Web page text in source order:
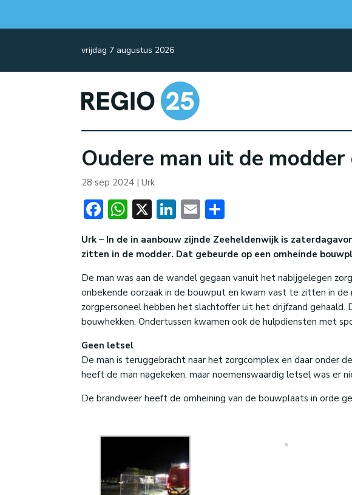
vrijdag 7 augustus 2026
Oudere man uit de modder
28 sep 2024 |Urk
Facebook
WhatsApp
X LinkedIn
Email
Urk – In de in aanbouw zijnde Zeeheldenwijk is
zitten in de modder. Dat gebeurde op een omheinde
De man was aan de wandel gegaan vanuit het nabijgelegen
onbekende oorzaak in de bouwput en kwam vast te zitten in de
zorgpersoneel hebben het slachtoffer uit het drijfzand gehaald.
bouwhekken. Ondertussen kwamen ook de hulpdiensten met
Geen letsel
De man is teruggebracht naar het zorgcomplex en daar onder
heeft de man nagekeken, maar noemenswaardig letsel was er
De brandweer heeft de omheining van de bouwplaats in orde